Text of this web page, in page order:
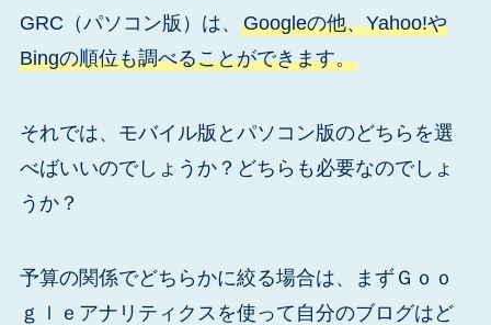
GRC（パソコン版）は、 Googleの他、Yahoo!や
Bingの順位も調べることができます。
それでは、モバイル版とパソコン版のどちらを選
べばいいのでしょうか？どちらも必要なのでしょ
うか？
予算の関係でどちらかに絞る場合は、まずＧｏｏ
ｇｌｅアナリティクスを使って自分のブログはど